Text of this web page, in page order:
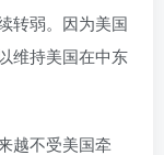
转弱。因为美国
维持美国在中东
越不受美国牵